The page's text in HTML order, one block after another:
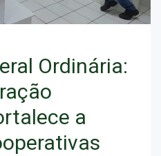
Ordinária:
a